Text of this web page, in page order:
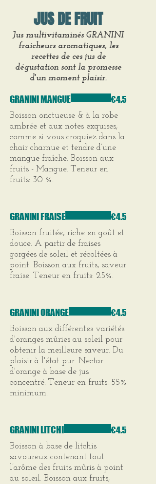
JUS DE FRUIT
Jus multivitaminés GRANINI
fraicheurs aromatiques, les
recettes de ces jus de
dégustation sont la promesse
d'un moment plaisir.
GRANINI MANGUE
Boisson onctueuse & à la robe
ambrée et aux notes exquises,
comme si vous croquiez dans la
chair charnue et tendre d’une
mangue fraîche. Boisson aux
fruits - Mangue. Teneur en
fruits: 30 %.
€4.5
GRANINI FRAISE
Boisson fruitée, riche en goût et
douce. A partir de fraises
gorgées de soleil et récoltées à
point. Boisson aux fruits, saveur
fraise. Teneur en fruits: 25%.
€4.5
GRANINI ORANGE
Boisson aux différentes variétés
d'oranges mûries au soleil pour
obtenir la meilleure saveur. Du
plaisir à l'état pur. Nectar
d'orange à base de jus
concentré. Teneur en fruits: 55%
minimum.
€4.5
GRANINI LITCHI
Boisson à base de litchis
savoureux contenant tout
l’arôme des fruits mûris à point
au soleil. Boisson aux fruits,
€4.5